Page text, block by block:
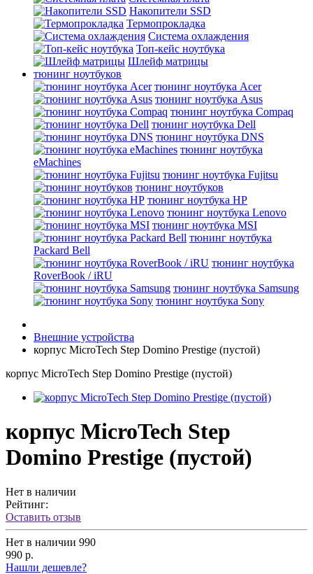
Накопители SSD
Термопрокладка
Система охлаждения
Топ-кейс ноутбука
Шлейф матрицы
тюнинг ноутбуков
тюнинг ноутбука Acer
тюнинг ноутбука Asus
тюнинг ноутбука Compaq
тюнинг ноутбука Dell
тюнинг ноутбука DNS
тюнинг ноутбука
eMachines
тюнинг ноутбука Fujitsu
тюнинг ноутбуков
тюнинг ноутбука HP
тюнинг ноутбука Lenovo
тюнинг ноутбука MSI
тюнинг ноутбука
Packard Bell
тюнинг ноутбука
RoverBook / iRU
тюнинг ноутбука Samsung
тюнинг ноутбука Sony
Внешние устройства
корпус MicroTech Step Domino Prestige (пустой)
корпус MicroTech Step Domino Prestige (пустой)
корпус MicroTech Step
Domino Prestige (пустой)
Нет в наличии
Рейтинг:
Оставить отзыв
Нет в наличии 990
990 р.
Нашли дешевле?